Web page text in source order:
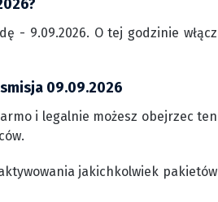
- 9.09.2026. O tej godzinie włącz
09.09.2026
i legalnie możesz obejrzec ten
jakichkolwiek pakietów